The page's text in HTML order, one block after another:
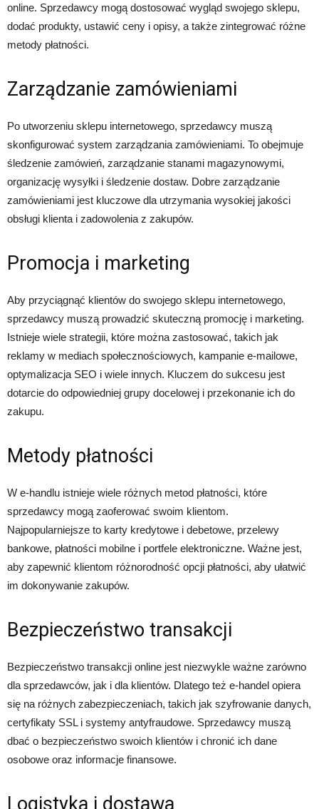
online. Sprzedawcy mogą dostosować wygląd swojego sklepu,
dodać produkty, ustawić ceny i opisy, a także zintegrować różne
metody płatności.
Zarządzanie zamówieniami
Po utworzeniu sklepu internetowego, sprzedawcy muszą
skonfigurować system zarządzania zamówieniami. To obejmuje
śledzenie zamówień, zarządzanie stanami magazynowymi,
organizację wysyłki i śledzenie dostaw. Dobre zarządzanie
zamówieniami jest kluczowe dla utrzymania wysokiej jakości
obsługi klienta i zadowolenia z zakupów.
Promocja i marketing
Aby przyciągnąć klientów do swojego sklepu internetowego,
sprzedawcy muszą prowadzić skuteczną promocję i marketing.
Istnieje wiele strategii, które można zastosować, takich jak
reklamy w mediach społecznościowych, kampanie e-mailowe,
optymalizacja SEO i wiele innych. Kluczem do sukcesu jest
dotarcie do odpowiedniej grupy docelowej i przekonanie ich do
zakupu.
Metody płatności
W e-handlu istnieje wiele różnych metod płatności, które
sprzedawcy mogą zaoferować swoim klientom.
Najpopularniejsze to karty kredytowe i debetowe, przelewy
bankowe, płatności mobilne i portfele elektroniczne. Ważne jest,
aby zapewnić klientom różnorodność opcji płatności, aby ułatwić
im dokonywanie zakupów.
Bezpieczeństwo transakcji
Bezpieczeństwo transakcji online jest niezwykle ważne zarówno
dla sprzedawców, jak i dla klientów. Dlatego też e-handel opiera
się na różnych zabezpieczeniach, takich jak szyfrowanie danych,
certyfikaty SSL i systemy antyfraudowe. Sprzedawcy muszą
dbać o bezpieczeństwo swoich klientów i chronić ich dane
osobowe oraz informacje finansowe.
Logistyka i dostawa